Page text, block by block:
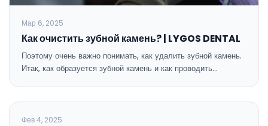
Мар 6, 2025
Как очистить зубной камень? | LYGOS DENTAL
Поэтому очень важно понимать, как удалить зубной камень.
Итак, как образуется зубной камень и как проводить…
ОБЩАЯ СТОМАТОЛОГИЯ
Фев 4, 2025